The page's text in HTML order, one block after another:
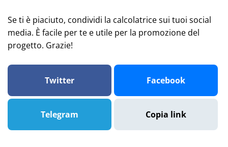
Se ti è piaciuto, condividi la calcolatrice sui tuoi social
media. È facile per te e utile per la promozione del
progetto. Grazie!
Twitter Facebook
Telegram Copia link